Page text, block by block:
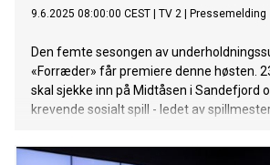
9.6.2025 08:00:00 CEST TV 2 Pressemelding
Den femte sesongen av
«Forræder» får premiere denne høsten.
skal sjekke inn på Midtåsen i Sandefjord
krevende sosialt spill - ledet av